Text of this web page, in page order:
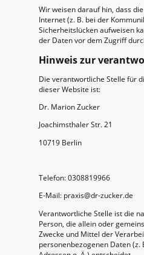
Wir weisen darauf hin, dass
Internet (z. B. bei der
Sicherheitslücken aufweisen
der Daten vor dem Zugriff
Hinweis zur
Die verantwortliche Stelle für
dieser Website ist:
Dr. Marion Zucker
Joachimsthaler Str. 21
10719 Berlin
Telefon: 0308819966
E-Mail: praxis@dr-zucker.de
Verantwortliche Stelle ist die
Person, die allein oder
Zwecke und Mittel der
personenbezogenen Daten (z.